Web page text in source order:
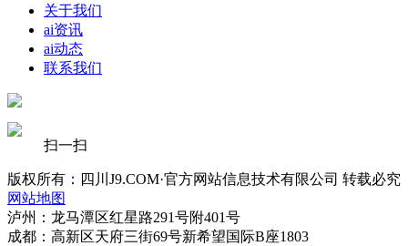
关于我们
ai资讯
ai动态
联系我们
扫一扫
版权所有：四川J9.COM·官方网站信息技术有限公司 转载必究
网站地图
泸州：龙马潭区红星路291号附401号
成都：高新区天府三街69号新希望国际B座1803